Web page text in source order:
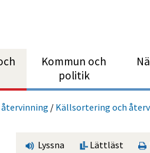
Kommun och
politik
/ Käll­sorte­ring och
Lyssna Lättläst